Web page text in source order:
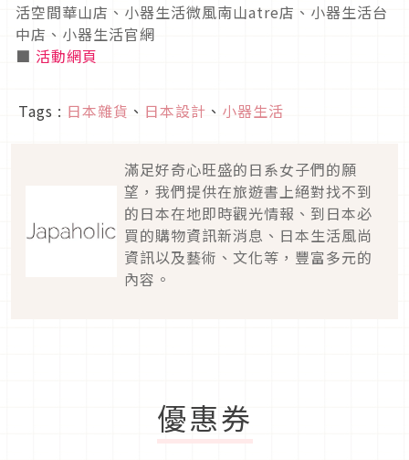
活空間華山店、小器生活微風南山atre店、小器生活台
中店、小器生活官網
■ 活動網頁
Tags : 日本雜貨 、 日本設計 、 小器生活
滿足好奇心旺盛的日系女子們的願
望，我們提供在旅遊書上絕對找不到
的日本在地即時觀光情報、到日本必
買的購物資訊新消息、日本生活風尚
資訊以及藝術、文化等，豐富多元的
內容。
優惠券